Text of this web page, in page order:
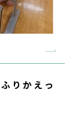
りかえっ